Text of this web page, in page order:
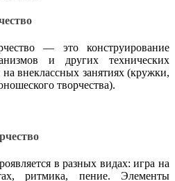
— это конструирование
и других технических
внеклассных занятиях (кружки,
творчества).
в разных видах: игра на
ритмика, пение. Элементы